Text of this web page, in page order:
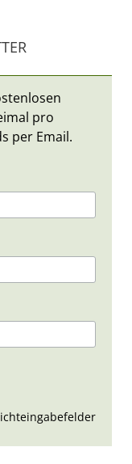
pro
per Email.